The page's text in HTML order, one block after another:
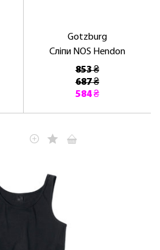
Gotzburg
Сліпи NOS Hendon
853 ₴
687 ₴
584 ₴